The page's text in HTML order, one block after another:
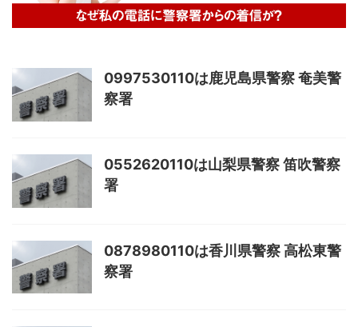
0997530110は鹿児島県警察 奄美警
察署
0552620110は山梨県警察 笛吹警察
署
0878980110は香川県警察 高松東警
察署